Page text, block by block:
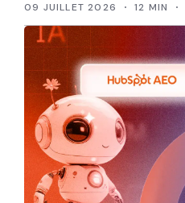
09 JUILLET 2026 12 MIN